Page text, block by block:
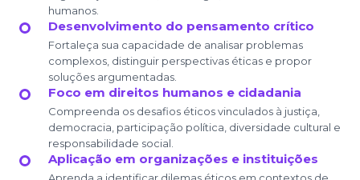
humanos.
Desenvolvimento do pensamento crítico
Fortaleça sua capacidade de analisar problemas
complexos, distinguir perspectivas éticas e propor
soluções argumentadas.
Foco em direitos humanos e cidadania
Compreenda os desafios éticos vinculados à justiça,
democracia, participação política, diversidade cultural e
responsabilidade social.
Aplicação em organizações e instituições
Aprenda a identificar dilemas éticos em contextos de